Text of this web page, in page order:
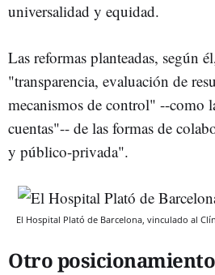
universalidad y equidad.
Las reformas planteadas, según
"transparencia, evaluación de
mecanismos de control" --como
cuentas"-- de las formas de
y público-privada".
El Hospital Plató de Barcelona, vinculado al
Otro posicionamiento